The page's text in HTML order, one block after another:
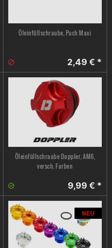
Öleinfüllschraube, Puch Maxi
2,49 € *
Öleinfüllschraube Doppler, AM6,
versch. Farben
9,99 € *
NEU